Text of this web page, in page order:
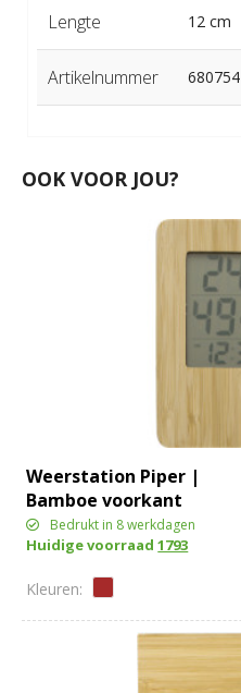
Lengte 12 cm
Artikelnummer 680754
OOK VOOR JOU?
Weerstation Piper |
Bamboe voorkant
Bedrukt in 8 werkdagen
Huidige voorraad1793